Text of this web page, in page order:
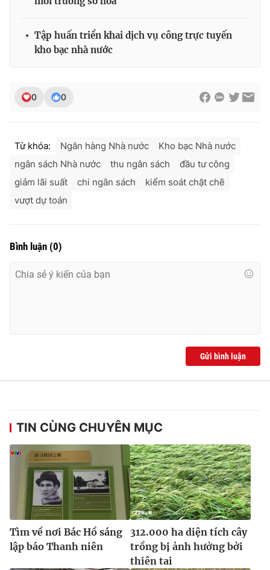
THỜI BÁO VTV
Cơ quan chủ quản:Đài Truyền hình Việt Nam
Cơ quan báo chí: Thời báo VTV
Giấy phép hoạt động báo in và báo điện tử số 483/GP-BTTTT
cấp ngày 29/12/2023
Nguyễn Trọng Ninh
Ðiện thoại Thời báo VTV:024.66 897 897
® Cấm sao chép dưới mọi hình thức nếu không có sự chấp
thuận bằng văn bản. Ghi rõ nguồn VTV.vn khi phát hành lại
thông tin từ website này.
Tập huấn triển khai dịch vụ công trực tuyến
kho bạc nhà nước
0 0
Từ khóa: Ngân hàng Nhà nước
Kho bạc Nhà nước
ngân sách Nhà nước
thu ngân sách
đầu tư công
giảm lãi suất
chi ngân sách
kiểm soát chặt chẽ
vượt dự toán
Bình luận (0)
Gửi bình luận
TIN CÙNG CHUYÊN MỤC
Tìm về nơi Bác Hồ sáng
lập báo Thanh niên
312.000 ha diện tích cây
trồng bị ảnh hưởng bởi
thiên tai